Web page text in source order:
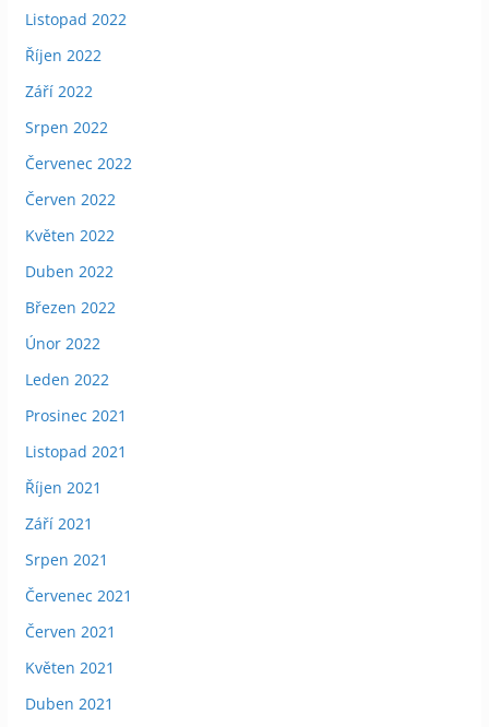
Listopad 2022
Říjen 2022
Září 2022
Srpen 2022
Červenec 2022
Červen 2022
Květen 2022
Duben 2022
Březen 2022
Únor 2022
Leden 2022
Prosinec 2021
Listopad 2021
Říjen 2021
Září 2021
Srpen 2021
Červenec 2021
Červen 2021
Květen 2021
Duben 2021